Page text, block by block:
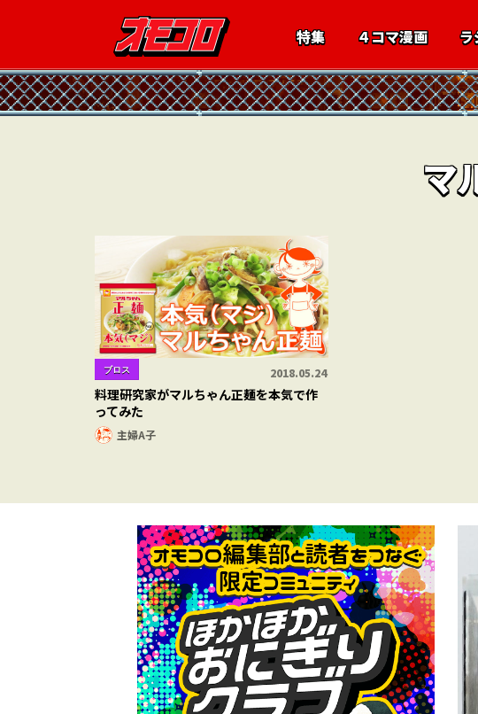
特集 ４コマ漫画 ラ
マ
ブロス 2018.05.24
料理研究家がマルちゃん正麺を本気で作
ってみた
主婦A子